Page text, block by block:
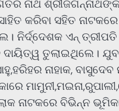
ନାଥ
କରିବା ସହିତ
ନିର୍ଦ୍ଦେଶକ ଏନ୍
ତୁଲାଇଥିଲେ।
ନାହାକ,
ନାଟକରେ ବିଭିନ୍ନ